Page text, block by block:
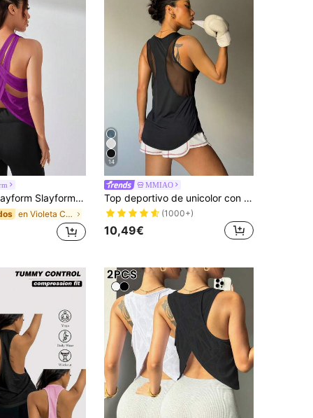
cruzado para mujer para entrenamiento físico, top de entrenamiento morado, top de entrenamiento con diseño cruzado, top de entrenamiento con espalda abierta, top de entrenamiento para mujer, top de entrenamiento sin espalda, top de gimnasio con espalda abierta para mujer, top de entrenamiento con espalda cruzada, tops de gimnasio para mujer
en Violeta Camisetas y tops deportivos para mujer
14
MMIAO
Top deportivo de unicolor con espalda hueca, chaleco de fitness, atuendo para juegos
(1000+)
10,49€